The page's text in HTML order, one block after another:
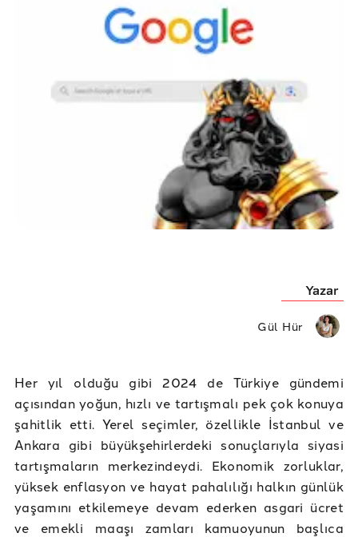
Yazar
Gül Hür
Her yıl olduğu gibi 2024 de Türkiye gündemi
açısından yoğun, hızlı ve tartışmalı pek çok konuya
şahitlik etti. Yerel seçimler, özellikle İstanbul ve
Ankara gibi büyükşehirlerdeki sonuçlarıyla siyasi
tartışmaların merkezindeydi. Ekonomik zorluklar,
yüksek enflasyon ve hayat pahalılığı halkın günlük
yaşamını etkilemeye devam ederken asgari ücret
ve emekli maaşı zamları kamuoyunun başlıca